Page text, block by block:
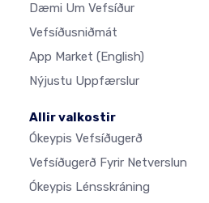
Dæmi Um Vefsíður
Vefsíðusniðmát
App Market (English)
Nýjustu Uppfærslur
Allir valkostir
Ókeypis Vefsíðugerð
Vefsíðugerð Fyrir Netverslun
Ókeypis Lénsskráning